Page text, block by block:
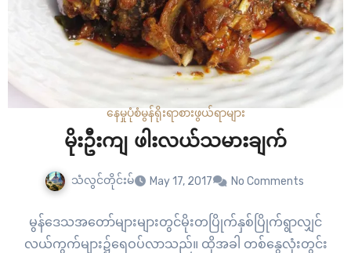
နေမှုပုံစံမွန်ရိုးရာစားဖွယ်ရာများ
မိုးဦးကျ ဖါးလယ်သမားချက်
သံလွင်တိုင်းမ် May 17, 2017 No Comments
မွန်ဒေသအတော်များများတွင်မိုးတပြိုက်နှစ်ပြိုက်ရွာလျှင်
လယ်ကွက်များ၌ရေဝပ်လာသည်။ ထိုအခါ တစ်နွေလုံးတွင်း